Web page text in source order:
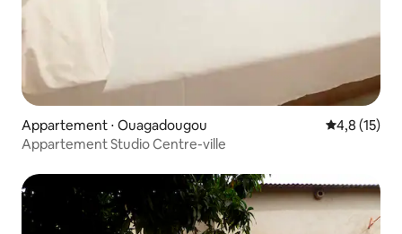
Appartement ⋅ Ouagadougou Évaluation
4,8 (15)
Appartement Studio Centre-ville